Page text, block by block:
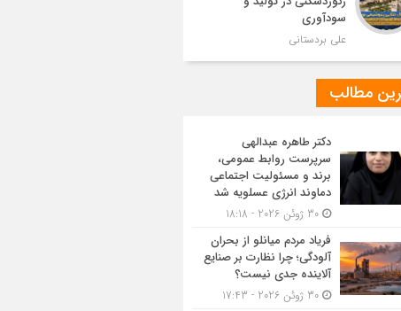
سودآوری
علی بردستانی
مطالب
دکتر طاهره عبدالهی
سرپرست روابط عمومی،
برند و مسئولیت اجتماعی
دماوند انرژی عسلویه شد
فریاد مردم میانلو از بحران
آلودگی؛ چرا نظارت بر صنایع
آلاینده جدی نیست؟